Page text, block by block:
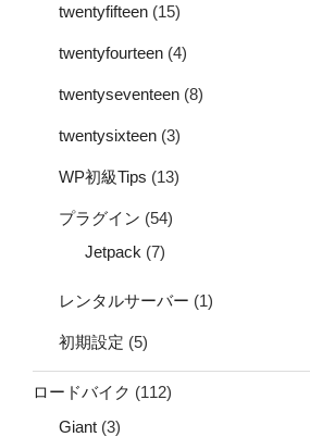
twentyfifteen (15)
twentyfourteen (4)
twentyseventeen (8)
twentysixteen (3)
WP初級Tips (13)
プラグイン (54)
Jetpack (7)
レンタルサーバー (1)
初期設定 (5)
ロードバイク (112)
Giant (3)